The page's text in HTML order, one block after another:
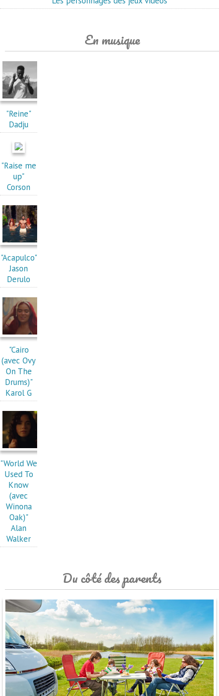
En musique
"Reine"
Dadju
"Raise me
up"
Corson
"Acapulco"
Jason
Derulo
"Cairo
(avec Ovy
On The
Drums)"
Karol G
"World We
Used To
Know
(avec
Winona
Oak)"
Alan
Walker
Du côté des parents